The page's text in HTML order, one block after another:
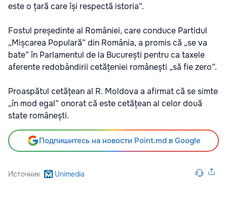
este o țară care își respectă istoria”.
Fostul președinte al României, care conduce Partidul
„Mișcarea Populară” din România, a promis că „se va
bate” în Parlamentul de la București pentru ca taxele
aferente redobândirii cetățeniei românești „să fie zero”.
Proaspătul cetățean al R. Moldova a afirmat că se simte
„în mod egal” onorat că este cetățean al celor două
state românești.
Подпишитесь на новости Point.md в Google
Источник Unimedia